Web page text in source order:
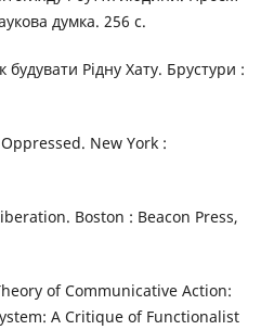
думка. 256 с.
Рідну Хату. Брустури :
New York :
Boston : Beacon Press,
of Communicative Action:
A Critique of Functionalist